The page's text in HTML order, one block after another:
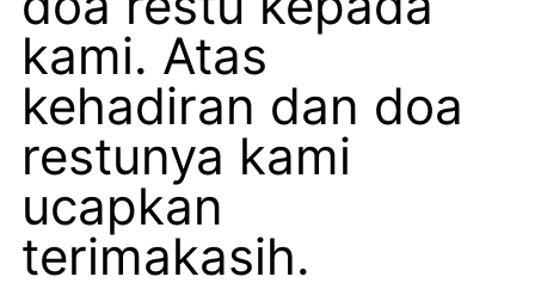
kami. Atas
kehadiran dan doa
restunya kami
ucapkan
terimakasih.